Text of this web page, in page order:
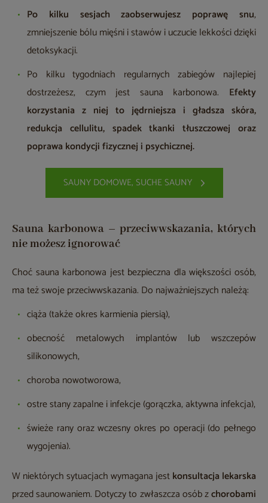
Po kilku sesjach zaobserwujesz poprawę snu,
zmniejszenie bólu mięśni i stawów i uczucie lekkości dzięki
detoksykacji.
Po kilku tygodniach regularnych zabiegów najlepiej
dostrzeżesz, czym jest sauna karbonowa. Efekty
korzystania z niej to jędrniejsza i gładsza skóra,
redukcja cellulitu, spadek tkanki tłuszczowej oraz
poprawa kondycji fizycznej i psychicznej.
SAUNY DOMOWE, SUCHE SAUNY
Sauna karbonowa – przeciwwskazania, których
nie możesz ignorować
Choć sauna karbonowa jest bezpieczna dla większości osób,
ma też swoje przeciwwskazania. Do najważniejszych należą:
ciąża (także okres karmienia piersią),
obecność metalowych implantów lub wszczepów
silikonowych,
choroba nowotworowa,
ostre stany zapalne i infekcje (gorączka, aktywna infekcja),
świeże rany oraz wczesny okres po operacji (do pełnego
wygojenia).
W niektórych sytuacjach wymagana jestkonsultacja lekarska
przed saunowaniem. Dotyczy to zwłaszcza osób zchorobami